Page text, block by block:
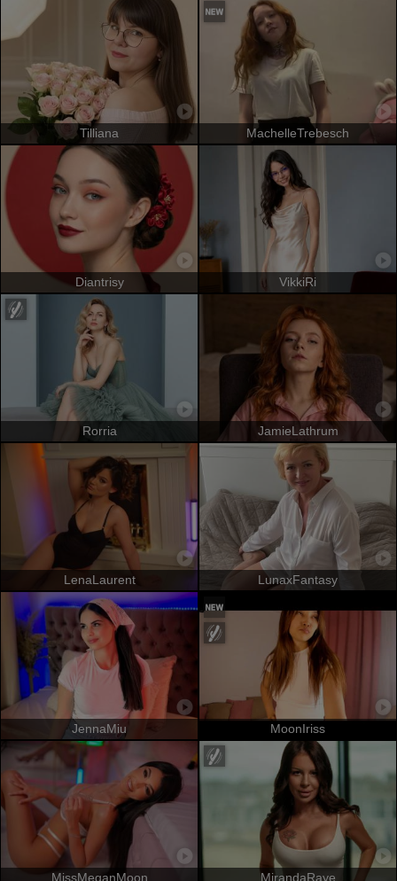
Tilliana MachelleTrebesch
Diantrisy VikkiRi
Rorria JamieLathrum
LenaLaurent LunaxFantasy
JennaMiu MoonIriss
MissMeganMoon MirandaRaye